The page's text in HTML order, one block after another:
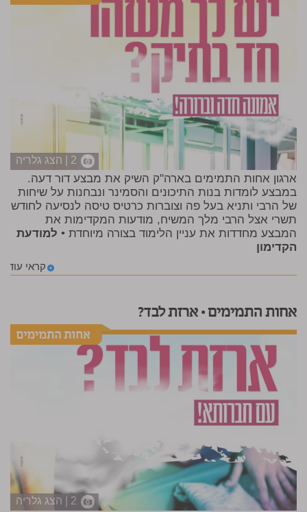
2 | הצג גלריה
ארגון אחות התמימים בארה"ק השיק את מבצע דור דעה.
במבצע לומדות בנות התיכונים והסמינר ונבחנות על שיחות
של הרבי ותניא בעל פה וצוברות כרטיס טיסה לנסיעה לחודש
תשרי אצל הרבי מלך המשיח, מודעות המקדימות את
המבצע מחדדות את עניין הלימוד בצורה מיוחדת • למודעת
הקדימון
קראי עוד
אחות התמימים • ארזת לבד?
2 | הצג גלריה